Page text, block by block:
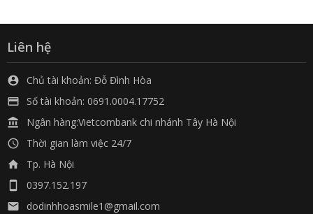
Liên hệ
 Chủ tài khoản: Đỗ Đình Hòa
 Số tài khoản: 0691.0004.17752
 Ngân hàng:Vietcombank chi nhánh Tây Hà Nội
 Thời gian làm việc 24/7
 Tp. Hà Nội
 0397.152.197
 dodinhhoasmile1@gmail.com